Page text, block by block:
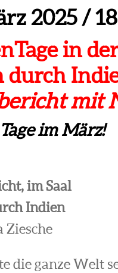
2025 /
in
durch
mit
im März!
im Saal
Indien
Ziesche
die ganze Welt